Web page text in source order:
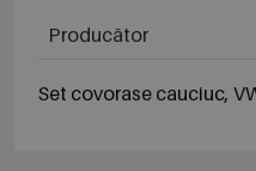
Producător
Set covorase cauciuc,